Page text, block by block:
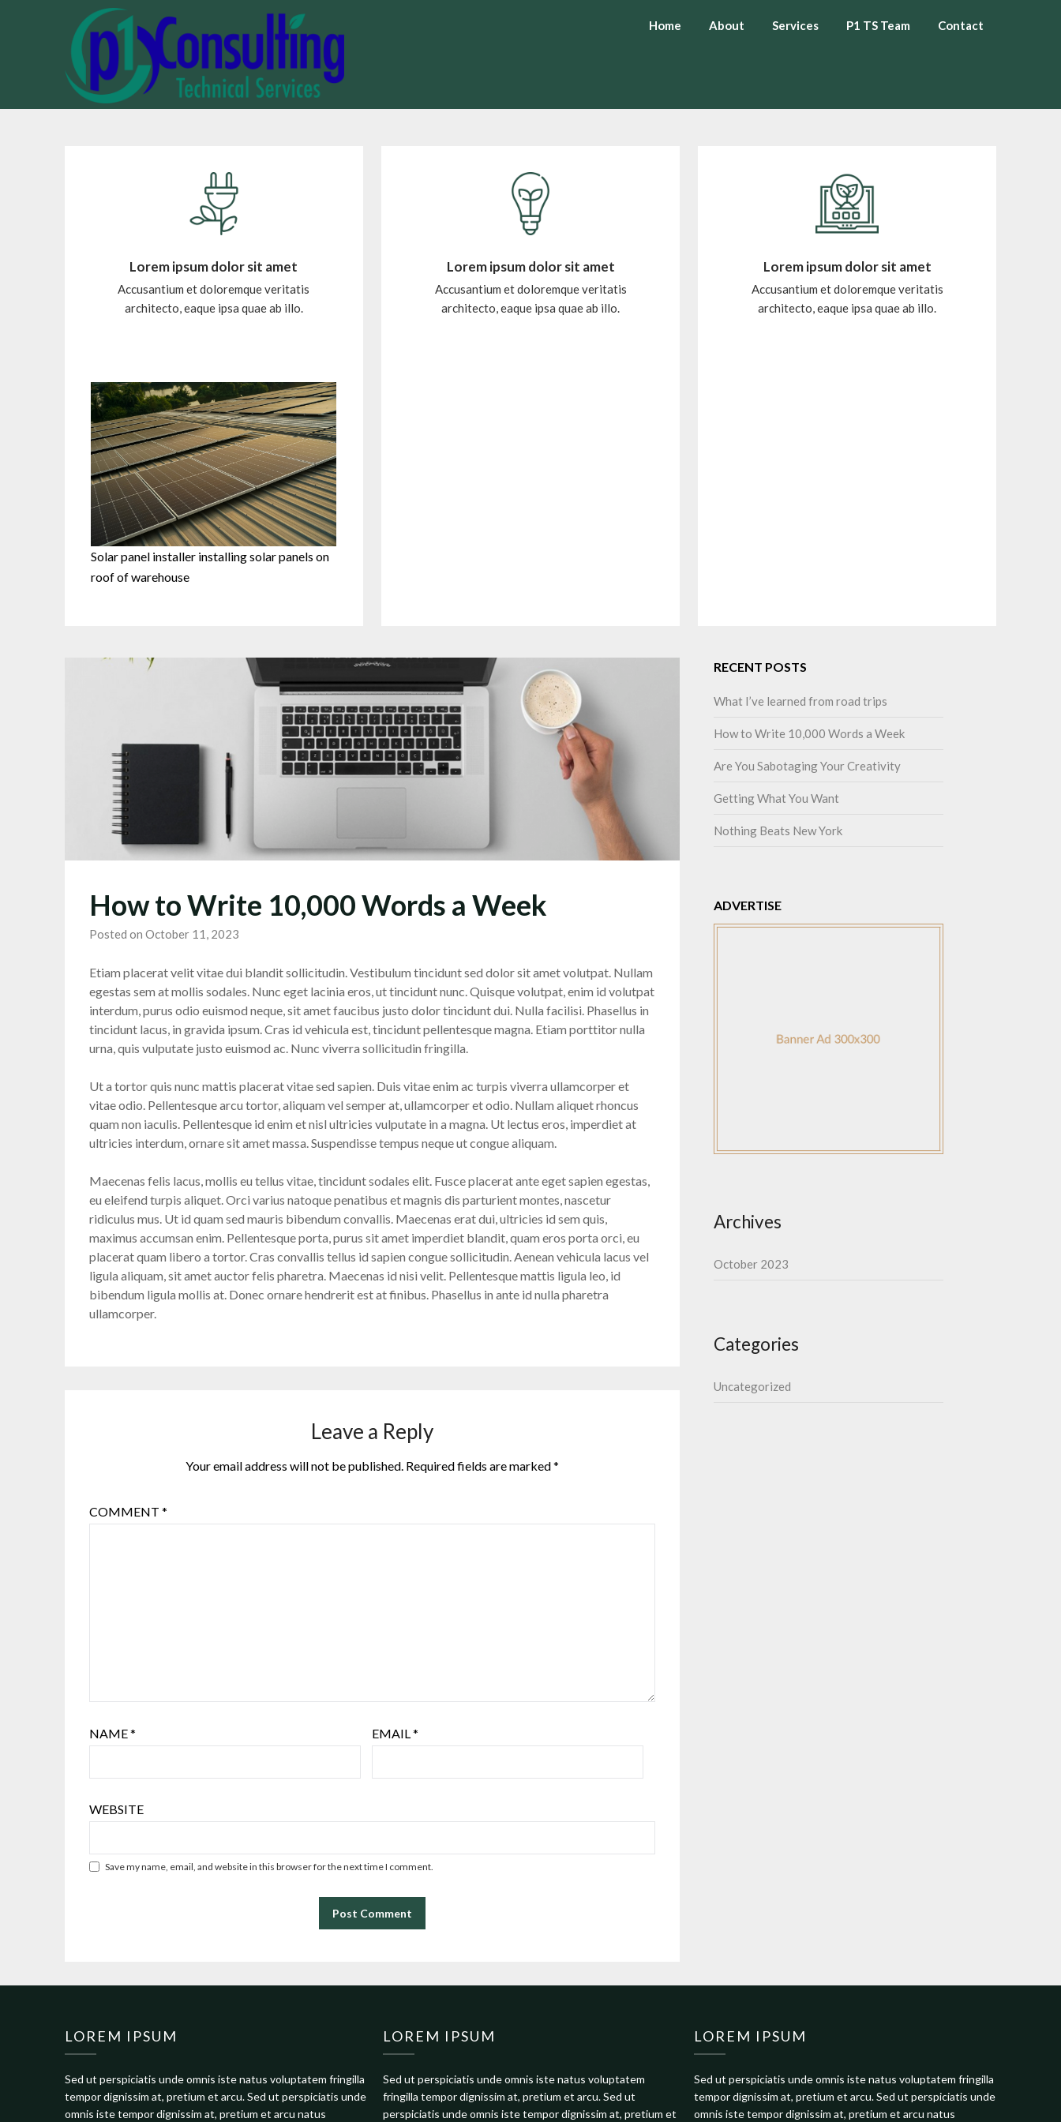
Home About Services P1 TS Team Contact
Lorem ipsum dolor sit amet
Accusantium et doloremque veritatis
architecto, eaque ipsa quae ab illo.
Solar panel installer installing solar panels on
roof of warehouse
Lorem ipsum dolor sit amet
Accusantium et doloremque veritatis
architecto, eaque ipsa quae ab illo.
Lorem ipsum dolor sit amet
Accusantium et doloremque veritatis
architecto, eaque ipsa quae ab illo.
How to Write 10,000 Words a Week
Posted on October 11, 2023
Etiam placerat velit vitae dui blandit sollicitudin. Vestibulum tincidunt sed dolor sit amet volutpat. Nullam
egestas sem at mollis sodales. Nunc eget lacinia eros, ut tincidunt nunc. Quisque volutpat, enim id volutpat
interdum, purus odio euismod neque, sit amet faucibus justo dolor tincidunt dui. Nulla facilisi. Phasellus in
tincidunt lacus, in gravida ipsum. Cras id vehicula est, tincidunt pellentesque magna. Etiam porttitor nulla
urna, quis vulputate justo euismod ac. Nunc viverra sollicitudin fringilla.
Ut a tortor quis nunc mattis placerat vitae sed sapien. Duis vitae enim ac turpis viverra ullamcorper et
vitae odio. Pellentesque arcu tortor, aliquam vel semper at, ullamcorper et odio. Nullam aliquet rhoncus
quam non iaculis. Pellentesque id enim et nisl ultricies vulputate in a magna. Ut lectus eros, imperdiet at
ultricies interdum, ornare sit amet massa. Suspendisse tempus neque ut congue aliquam.
Maecenas felis lacus, mollis eu tellus vitae, tincidunt sodales elit. Fusce placerat ante eget sapien egestas,
eu eleifend turpis aliquet. Orci varius natoque penatibus et magnis dis parturient montes, nascetur
ridiculus mus. Ut id quam sed mauris bibendum convallis. Maecenas erat dui, ultricies id sem quis,
maximus accumsan enim. Pellentesque porta, purus sit amet imperdiet blandit, quam eros porta orci, eu
placerat quam libero a tortor. Cras convallis tellus id sapien congue sollicitudin. Aenean vehicula lacus vel
ligula aliquam, sit amet auctor felis pharetra. Maecenas id nisi velit. Pellentesque mattis ligula leo, id
bibendum ligula mollis at. Donec ornare hendrerit est at finibus. Phasellus in ante id nulla pharetra
ullamcorper.
Leave a Reply
Your email address will not be published. Required fields are marked*
COMMENT*
NAME* EMAIL*
WEBSITE
Save my name, email, and website in this browser for the next time I comment.
RECENT POSTS
What I’ve learned from road trips
How to Write 10,000 Words a Week
Are You Sabotaging Your Creativity
Getting What You Want
Nothing Beats New York
ADVERTISE
Archives
October 2023
Categories
Uncategorized
LOREM IPSUM
Sed ut perspiciatis unde omnis iste natus voluptatem fringilla
tempor dignissim at, pretium et arcu. Sed ut perspiciatis unde
omnis iste tempor dignissim at, pretium et arcu natus
LOREM IPSUM
Sed ut perspiciatis unde omnis iste natus voluptatem
fringilla tempor dignissim at, pretium et arcu. Sed ut
perspiciatis unde omnis iste tempor dignissim at, pretium et
LOREM IPSUM
Sed ut perspiciatis unde omnis iste natus voluptatem fringilla
tempor dignissim at, pretium et arcu. Sed ut perspiciatis unde
omnis iste tempor dignissim at, pretium et arcu natus